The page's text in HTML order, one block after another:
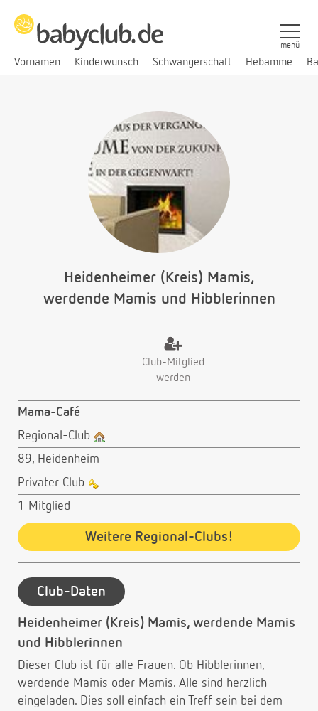
Vornamen Kinderwunsch Schwangerschaft Hebamme
menü
Heidenheimer (Kreis) Mamis,
werdende Mamis und Hibblerinnen
Club-Mitglied
werden
Mama-Café
Regional-Club
89, Heidenheim
Privater Club
1 Mitglied
Weitere Regional-Clubs!
Club-Daten
Heidenheimer (Kreis) Mamis, werdende Mamis
und Hibblerinnen
Dieser Club ist für alle Frauen. Ob Hibblerinnen,
werdende Mamis oder Mamis. Alle sind herzlich
eingeladen. Dies soll einfach ein Treff sein bei dem